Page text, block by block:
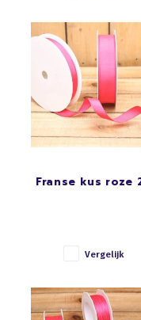
Franse kus roze
Vergelijk